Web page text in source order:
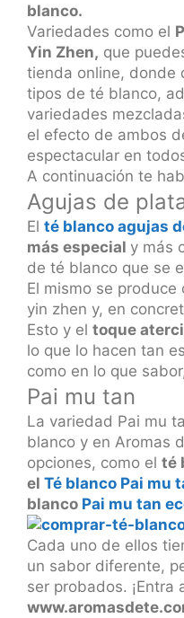
blanco.
Variedades como el
Yin Zhen, que
tienda online, donde
tipos de té blanco,
variedades
el efecto de ambos
espectacular en
A continuación te
Agujas de
El té blanco agujas
más especial y más
de té blanco que se
El mismo se
yin zhen y, en
Esto y el toque
lo que lo hacen tan
como en lo que
Pai mu tan
La variedad Pai mu
blanco y en Aromas
opciones, como el té
el Té blanco Pai mu
blanco Pai mu tan
Cada uno de ellos
un sabor diferente,
ser probados. ¡Entra